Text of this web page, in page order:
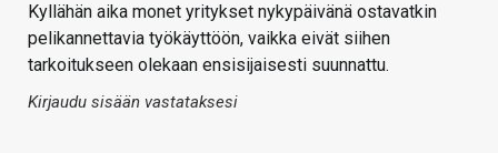
Kyllähän aika monet yritykset nykypäivänä ostavatkin
pelikannettavia työkäyttöön, vaikka eivät siihen
tarkoitukseen olekaan ensisijaisesti suunnattu.
Kirjaudu sisään vastataksesi